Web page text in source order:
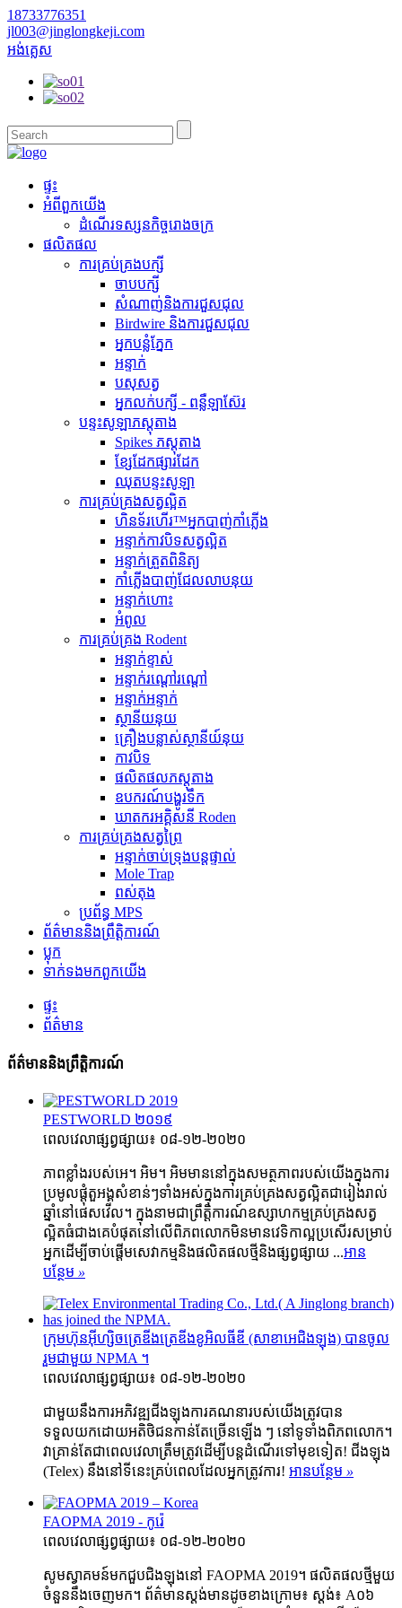
18733776351
jl003@jinglongkeji.com
អង់គ្លេស
ផ្ទះ
អំពី​ពួក​យើង
ដំណើរទស្សនកិច្ចរោងចក្រ
ផលិតផល
ការគ្រប់គ្រងបក្សី
ចាបបក្សី
សំណាញ់និងការជួសជុល
Birdwire និងការជួសជុល
អ្នកបន្លំភ្នែក
អន្ទាក់
បសុសត្វ
អ្នកលក់បក្សី - ពន្លឺឡាស៊ែរ
បន្ទះសូឡាភស្តុតាង
Spikes ភស្តុតាង
ខ្សែដែកផ្សារដែក
ឈុតបន្ទះសូឡា
ការគ្រប់គ្រងសត្វល្អិត
ហិនទ័រហើរ™អ្នកបាញ់កាំភ្លើង
អន្ទាក់កាវបិទសត្វល្អិត
អន្ទាក់ត្រួតពិនិត្យ
កាំភ្លើងបាញ់ជែលលាបនុយ
អន្ទាក់ហោះ
អំពូល
ការគ្រប់គ្រង Rodent
អន្ទាក់ខ្ទាស់
អន្ទាក់រណ្តៅរណ្តៅ
អន្ទាក់អន្ទាក់
ស្ថានីយនុយ
គ្រឿងបន្លាស់ស្ថានីយ៍នុយ
កាវបិទ
ផលិតផលភស្តុតាង
ឧបករណ៍បង្ហូរទឹក
ឃាតករអគ្គិសនី Roden
ការគ្រប់គ្រងសត្វព្រៃ
អន្ទាក់ចាប់ទ្រុងបន្តផ្ទាល់
Mole Trap
ពស់តុង
ប្រព័ន្ធ MPS
ព័ត៌មាននិងព្រឹត្តិការណ៍
ប្លុក
ទាក់ទង​មក​ពួក​យើង
ផ្ទះ
ព័ត៌មាន
ព័ត៌មាននិងព្រឹត្តិការណ៍
PESTWORLD ២០១៩
ពេលវេលាផ្សព្វផ្សាយ៖ ០៨-១២-២០២០
ភាពខ្លាំងរបស់អេ។ អិម។ អិមមាននៅក្នុងសមត្ថភាពរបស់យើងក្នុងការ
ប្រមូលផ្តុំតួអង្គសំខាន់ៗទាំងអស់ក្នុងការគ្រប់គ្រងសត្វល្អិតជារៀងរាល់
ឆ្នាំនៅផេសវើល។ ក្នុងនាមជាព្រឹត្តិការណ៍ឧស្សាហកម្មគ្រប់គ្រងសត្វ
ល្អិតធំជាងគេបំផុតនៅលើពិភពលោកមិនមានវេទិកាល្អប្រសើរសម្រាប់
អ្នកដើម្បីចាប់ផ្តើមសេវាកម្មនិងផលិតផលថ្មីនិងផ្សព្វផ្សាយ ...អាន​
បន្ថែម »
ក្រុមហ៊ុនអ៊ីហ្សិចត្រេឌីងត្រេឌីងខូអិលធីឌី (សាខាអេជិងឡុង) បានចូល
រួមជាមួយ NPMA ។
ពេលវេលាផ្សព្វផ្សាយ៖ ០៨-១២-២០២០
ជាមួយនឹងការអភិវឌ្ឍជីងឡុងការគណនារបស់យើងត្រូវបាន
ទទួលយកដោយអតិថិជនកាន់តែច្រើនឡើង ៗ នៅទូទាំងពិភពលោក។
វាគ្រាន់តែជាពេលវេលាត្រឹមត្រូវដើម្បីបន្តដំណើរទៅមុខទៀត! ជីងឡុង
(Telex) នឹងនៅទីនេះគ្រប់ពេលដែលអ្នកត្រូវការ! អាន​បន្ថែម »
FAOPMA 2019 - កូរ៉េ
ពេលវេលាផ្សព្វផ្សាយ៖ ០៨-១២-២០២០
សូមស្វាគមន៍មកជួបជិងឡុងនៅ FAOPMA 2019។ ផលិតផលថ្មីមួយ
ចំនួននឹងចេញមក។ ព័ត៌មានស្តង់មានដូចខាងក្រោម៖ ស្តង់៖ A០៦